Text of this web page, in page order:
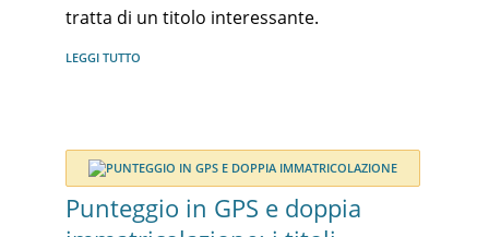
tratta di un titolo interessante.
LEGGI TUTTO
Punteggio in GPS e doppia